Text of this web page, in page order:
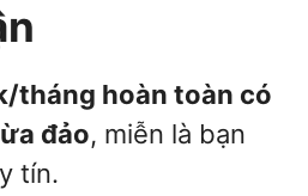
tháng hoàn toàn có
đảo, miễn là bạn
tín.